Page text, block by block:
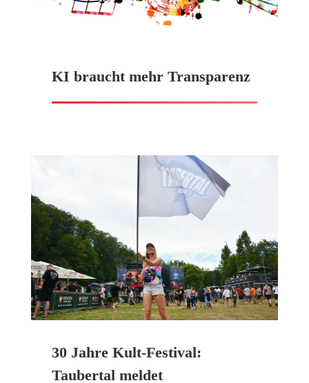
KI braucht mehr Transparenz
30 Jahre Kult-Festival:
Taubertal meldet